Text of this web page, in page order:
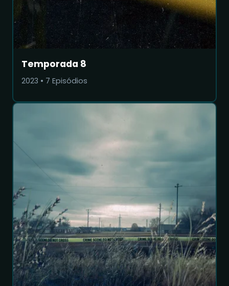
Temporada 8
2023 • 7 Episódios